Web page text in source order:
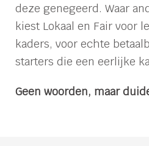
deze genegeerd. Waar
kiest Lokaal en Fair voor
kaders, voor echte
starters die een eerlijke
Geen woorden, maar